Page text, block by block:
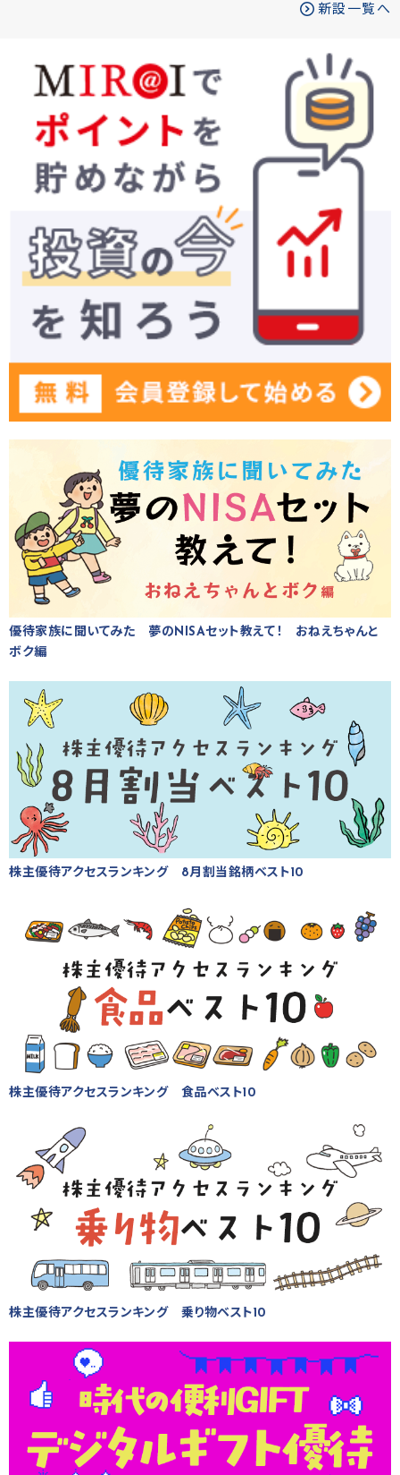
新設一覧へ
優待家族に聞いてみた 夢のNISAセット教えて！ おねえちゃんと
ボク編
株主優待アクセスランキング 8月割当銘柄ベスト10
株主優待アクセスランキング 食品ベスト10
株主優待アクセスランキング 乗り物ベスト10